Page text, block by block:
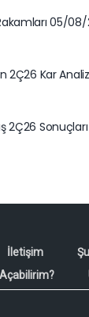
05/
2Ç26 Kar
2Ç26 Sonuçları
İletişim
Açabilirim?